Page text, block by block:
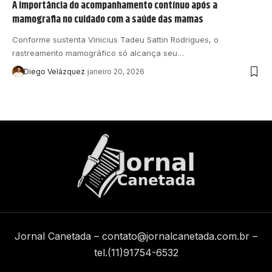
A importância do acompanhamento contínuo após a
mamografia no cuidado com a saúde das mamas
Conforme sustenta Vinicius Tadeu Sattin Rodrigues, o
rastreamento mamográfico só alcança seu…
Diego Velázquez janeiro 20, 2026
Jornal Canetada – contato@jornalcanetada.com.br –
tel.(11)91754-6532